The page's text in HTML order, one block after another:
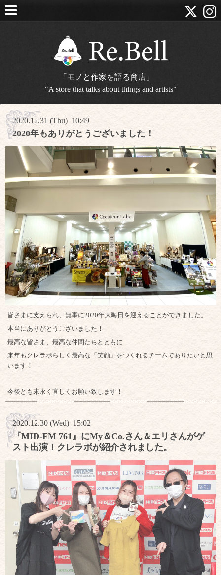
「モノと作家を語る商店」
"A store that talks about things and artists"
2020.12.31 (Thu) 10:49
2020年もありがとうございました！
皆さまに支えられ、無事に2020年大晦日を迎えることができました。
本当にありがとうございました！
最高な皆さま、最高な仲間たちとともに
来年もクレラボらしく最高な「笑顔」をつくれるチームでありたいと思
います！
今後とも末永く宜しくお願い致します！
2020.12.30 (Wed) 15:02
『MID-FM 761』にMy＆Co.さん＆エリさんがゲ
スト出演！クレラボが紹介されました。